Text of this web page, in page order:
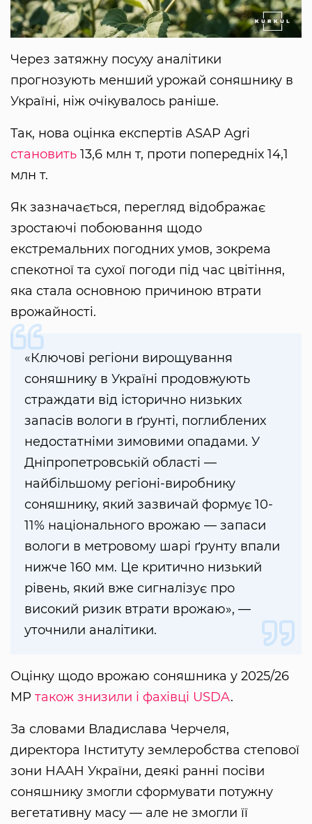
Через затяжну посуху аналітики
прогнозують менший урожай соняшнику в
Україні, ніж очікувалось раніше.
Так, нова оцінка експертів ASAP Agri
становить 13,6 млн т, проти попередніх 14,1
млн т.
Як зазначається, перегляд відображає
зростаючі побоювання щодо
екстремальних погодних умов, зокрема
спекотної та сухої погоди під час цвітіння,
яка стала основною причиною втрати
врожайності.
«Ключові регіони вирощування
соняшнику в Україні продовжують
страждати від історично низьких
запасів вологи в ґрунті, поглиблених
недостатніми зимовими опадами. У
Дніпропетровській області —
найбільшому регіоні-виробнику
соняшнику, який зазвичай формує 10-
11% національного врожаю — запаси
вологи в метровому шарі ґрунту впали
нижче 160 мм. Це критично низький
рівень, який вже сигналізує про
високий ризик втрати врожаю», —
уточнили аналітики.
Оцінку щодо врожаю соняшника у 2025/26
МР також знизили і фахівці USDA.
За словами Владислава Черчеля,
директора Інституту землеробства степової
зони НААН України, деякі ранні посіви
соняшнику змогли сформувати потужну
вегетативну масу — але не змогли її